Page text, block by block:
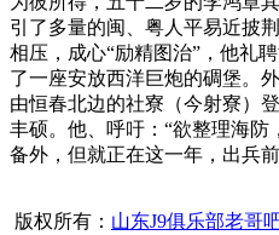
引了多量的闽、粤人平易近披
相压，成心“励精图治”，他礼
了一座安放西洋巨炮的碉堡。
由恒春北边的社寮（今射寮）
丰硕。他、呼吁：“欲整理海
备外，但就正在这一年，出兵前
版权所有： 山东J9俱乐部老哥